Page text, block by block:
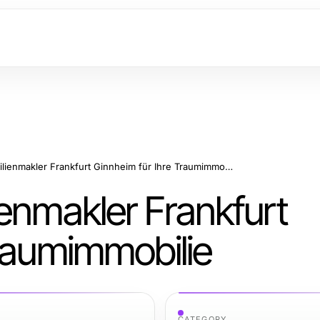
Erfahrener Immobilienmakler Frankfurt Ginnheim für Ihre Traumimmobilie
Frankfurt